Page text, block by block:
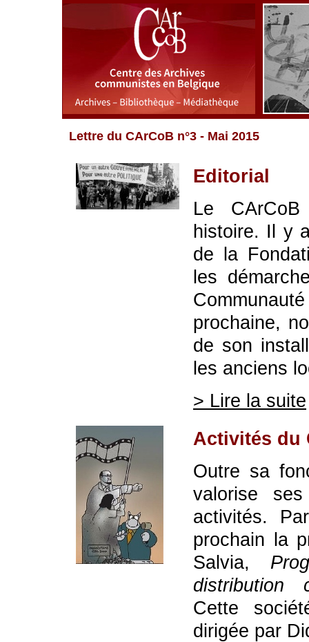
Lettre du CArCoB n°3 - Mai 2015
Editorial
Le
histoire. Il y
de la
les
prochaine,
de son
les anciens
> Lire la suite
Activités du
Outre sa
valorise
activités.
prochain la
Salvia,
distribution
Cette
dirigée par